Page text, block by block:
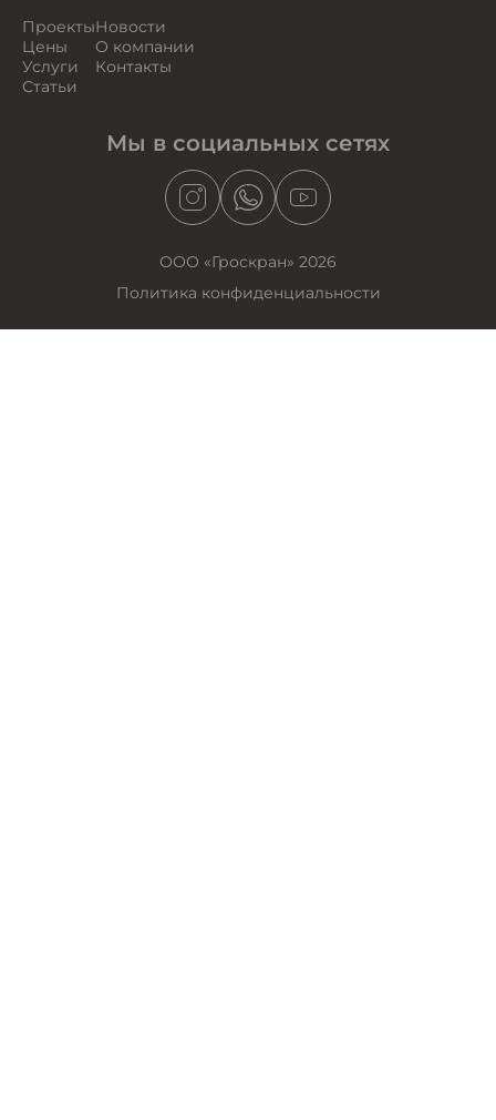
Проекты
Цены
Услуги
Статьи
Новости
О компании
Контакты
Мы в социальных сетях
ООО «Гроскран» 2026
Политика конфиденциальности